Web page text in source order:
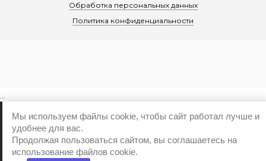
Обработка персональных данных
Политика конфиденциальности
...
Мы используем файлы cookie, чтобы сайт работал лучше и
удобнее для вас.
Продолжая пользоваться сайтом, вы соглашаетесь на
использование файлов cookie.